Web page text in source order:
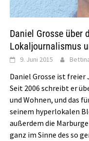
Daniel Grosse über
Lokaljournalismus
9. Juni 2015
Daniel Grosse ist freier
Seit 2006 schreibt er
und Wohnen, und das
seinem hyperlokalen
außerdem die
ganz im Sinne des so